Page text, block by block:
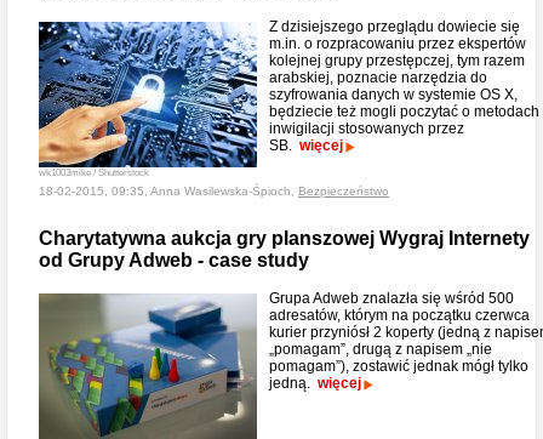
wk1003mike / Shutterstock
Z dzisiejszego przeglądu dowiecie się
m.in. o rozpracowaniu przez ekspertów
kolejnej grupy przestępczej, tym razem
arabskiej, poznacie narzędzia do
szyfrowania danych w systemie OS X,
będziecie też mogli poczytać o metodach
inwigilacji stosowanych przez
SB. więcej
18-02-2015, 09:35, Anna Wasilewska-Śpioch, Bezpieczeństwo
Charytatywna aukcja gry planszowej Wygraj Internety
od Grupy Adweb - case study
Grupa Adweb znalazła się wśród 500
adresatów, którym na początku czerwca
kurier przyniósł 2 koperty (jedną z
„pomagam”, drugą z napisem „nie
pomagam”), zostawić jednak mógł tylko
jedną. więcej